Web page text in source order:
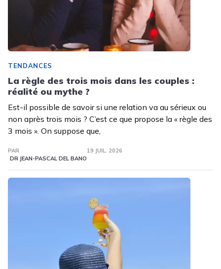
TENDANCES
La règle des trois mois dans les couples :
réalité ou mythe ?
Est-il possible de savoir si une relation va au sérieux ou
non après trois mois ? C’est ce que propose la « règle des
3 mois ». On suppose que,
PAR
DR JEAN-PASCAL DEL BANO
19 JUIL. 2026